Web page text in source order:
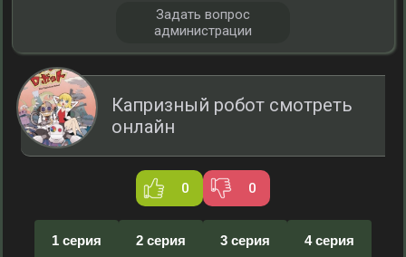
Капризный робот смотреть
онлайн
0 0
1 серия 2 серия 3 серия 4 серия
Задать вопрос
администрации